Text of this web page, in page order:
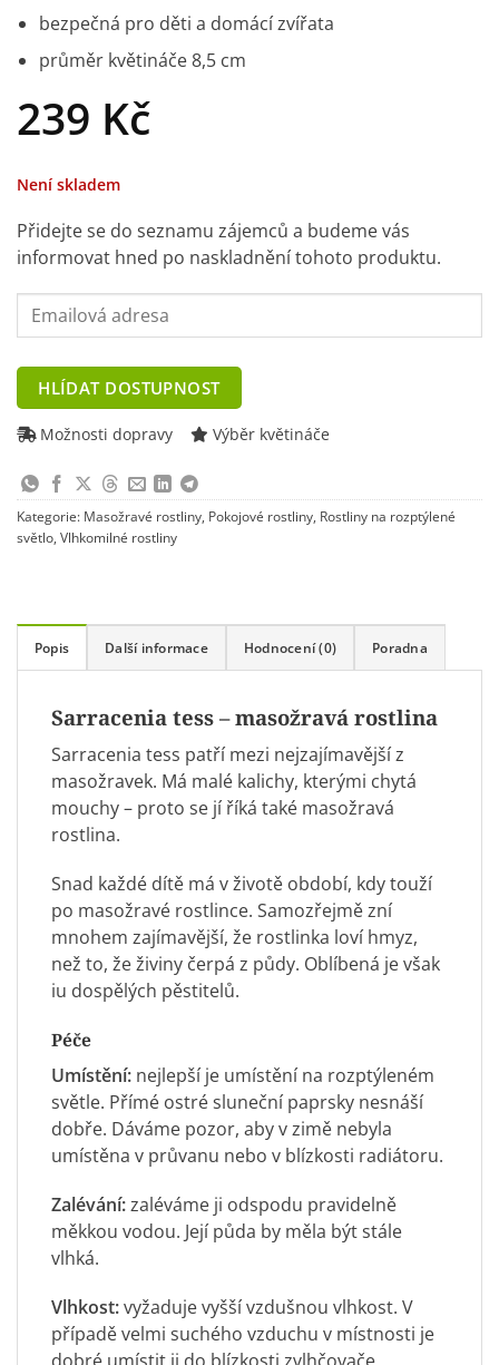
bezpečná pro děti a domácí zvířata
průměr květináče 8,5 cm
239 Kč
Není skladem
Přidejte se do seznamu zájemců a budeme vás
informovat hned po naskladnění tohoto produktu.
Enter
your
address
to
join
waitlist
for
this
product
HLÍDAT DOSTUPNOST
Možnosti dopravy Výběr květináče
Kategorie: Masožravé rostliny, Pokojové rostliny, Rostliny na rozptýlené
světlo, Vlhkomilné rostliny
Popis Další informace Hodnocení (0) Poradna
Sarracenia tess – masožravá rostlina
Sarracenia tess patří mezi nejzajímavější z
masožravek. Má malé kalichy, kterými chytá
mouchy – proto se jí říká také masožravá
rostlina.
Snad každé dítě má v životě období, kdy touží
po masožravé rostlince. Samozřejmě zní
mnohem zajímavější, že rostlinka loví hmyz,
než to, že živiny čerpá z půdy. Oblíbená je však
iu dospělých pěstitelů.
Péče
Umístění: nejlepší je umístění na rozptýleném
světle. Přímé ostré sluneční paprsky nesnáší
dobře. Dáváme pozor, aby v zimě nebyla
umístěna v průvanu nebo v blízkosti radiátoru.
Zalévání:zaléváme ji odspodu pravidelně
měkkou vodou. Její půda by měla být stále
vlhká.
Vlhkost:vyžaduje vyšší vzdušnou vlhkost. V
případě velmi suchého vzduchu v místnosti je